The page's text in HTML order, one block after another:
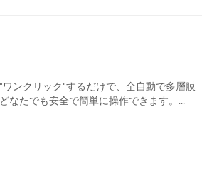
ンクリック”するだけで、全自動で多層膜
なたでも安全で簡単に操作できます。...